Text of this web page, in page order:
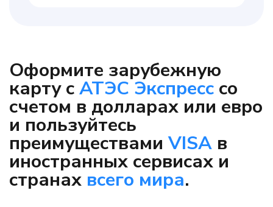
Оформите зарубежную
карту сАТЭС Экспресс со
счетом в долларах или евро
и пользуйтесь
преимуществамиVISA в
иностранных сервисах и
странах всего мира.